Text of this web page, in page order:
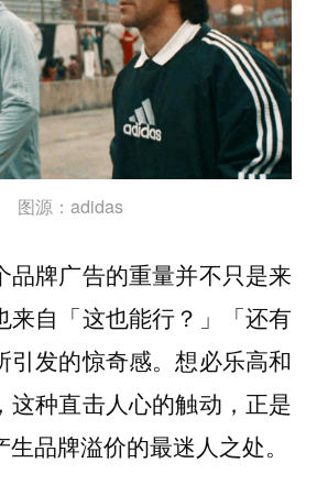
图源：adidas
品牌广告的重量并不只是来
来自「这也能行？」「还有
引发的惊奇感。想必乐高和
这种直击人心的触动，正是
生品牌溢价的最迷人之处。